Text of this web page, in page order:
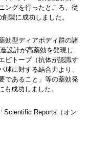
ングを行ったところ、従
製に成功しました。
効型ディアボディ群の諸
設計が高薬効を発現し
ピトープ（抗体が認識す
に対する結合力より、
であること」等の薬効発
も成功しました。
Scientific Reports（オン